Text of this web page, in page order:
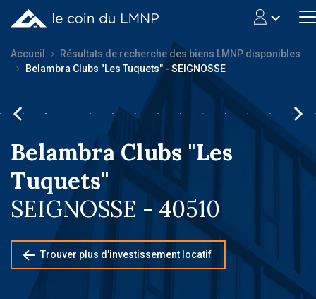
Accueil
Résultats de recherche des biens LMNP disponibles
Belambra Clubs "Les Tuquets" - SEIGNOSSE
Belambra Clubs "Les
Tuquets"
SEIGNOSSE - 40510
Trouver plus d'investissement locatif